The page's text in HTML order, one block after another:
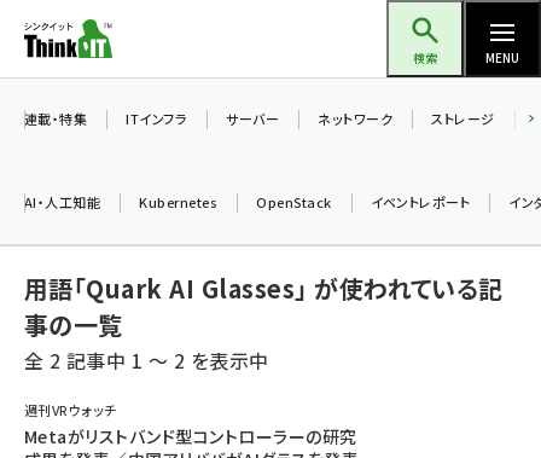
ン
ツ
検索 MENU
ai (2508)
加藤銘のチーム貢献～仲間と築いた勝利の絆～ (2329)
iot女子会 (2295)
北海道をのんびり旅する晴山佳須夫のヒント集！ (2050)
drupal (1966)
連載・特集 ITインフラ サーバー ネットワーク ストレージ
AI・人工知能 Kubernetes OpenStack イベントレポート イン
用語「Quark AI Glasses」 が使われている記
事の一覧
全 2 記事中 1 ～ 2 を表示中
週刊VRウォッチ
Metaがリストバンド型コントローラーの研究